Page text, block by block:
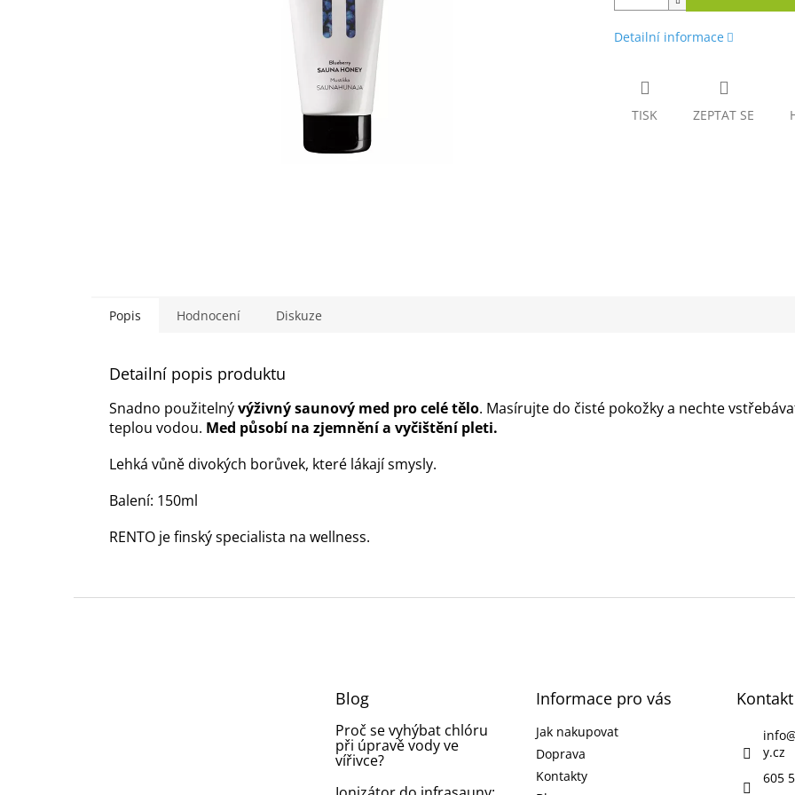
Detailní informace
TISK ZEPTAT SE
Popis Hodnocení Diskuze
Detailní popis produktu
Snadno použitelnývýživný saunový med pro celé tělo. Masírujte do čisté pokožky a nechte
teplou vodou. Med působí na zjemnění a vyčištění pleti.
Lehká vůně divokých borůvek, které lákají smysly.
Balení: 150ml
RENTO je finský specialista na wellness.
Blog
Proč se vyhýbat chlóru
při úpravě vody ve
vířivce?
Informace pro vás
Jak nakupovat
Doprava
Kontakty
Kontakt
info
y.cz
605